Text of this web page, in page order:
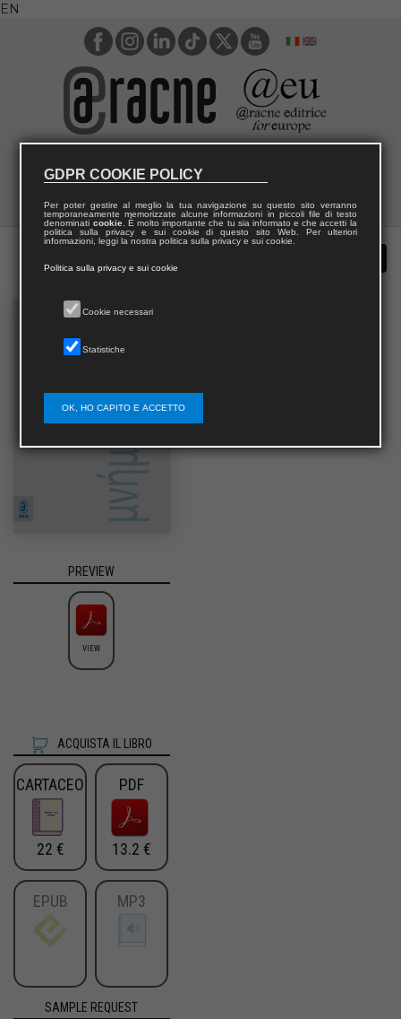
EN
PREVIEW
VIEW
ACQUISTA IL LIBRO
CARTACEO
22 €
PDF
13.2 €
EPUB MP3
SAMPLE REQUEST
GDPR COOKIE POLICY
Per poter gestire al meglio la tua navigazione su questo sito verranno
temporaneamente memorizzate alcune informazioni in piccoli file di testo
denominati cookie. È molto importante che tu sia informato e che accetti la
politica sulla privacy e sui cookie di questo sito Web. Per ulteriori
informazioni, leggi la nostra politica sulla privacy e sui cookie.
Politica sulla privacy e sui cookie
Cookie necessari
Statistiche
OK, HO CAPITO E ACCETTO